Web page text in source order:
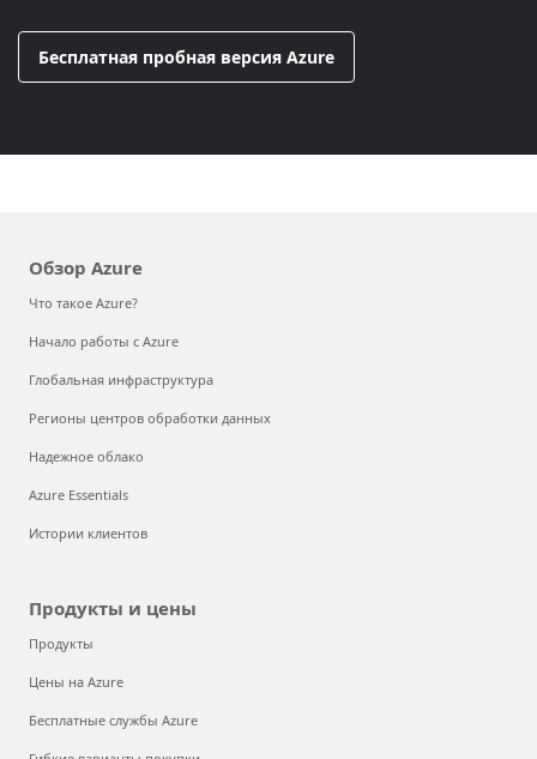
Бесплатная пробная версия Azure
Обзор Azure
Что такое Azure?
Начало работы с Azure
Глобальная инфраструктура
Регионы центров обработки данных
Надежное облако
Azure Essentials
Истории клиентов
Продукты и цены
Продукты
Цены на Azure
Бесплатные службы Azure